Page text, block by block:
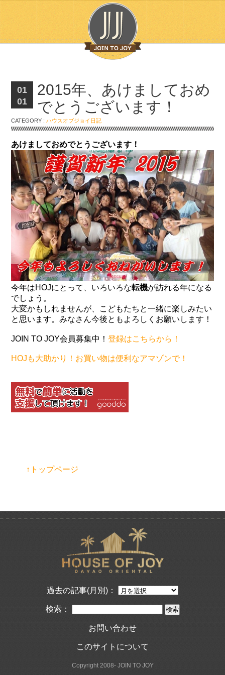
01
01
2015年、あけましておめ
でとうございます！
CATEGORY :ハウスオブジョイ日記
あけましておめでとうございます！
今年はHOJにとって、いろいろな転機が訪れる年になる
でしょう。
大変かもしれませんが、こどもたちと一緒に楽しみたい
と思います。みなさん今後ともよろしくお願いします！
JOIN TO JOY会員募集中！登録はこちらから！
HOJも大助かり！お買い物は便利なアマゾンで！
↑トップページ
過去の記事(月別)：
検索：
お問い合わせ
このサイトについて
Copyright 2008- JOIN TO JOY